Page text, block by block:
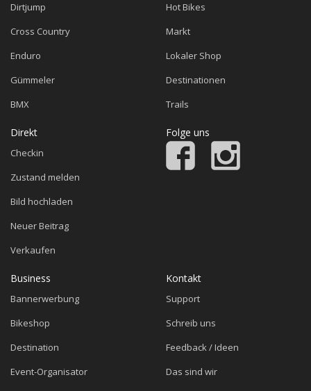
Dirtjump
Cross Country
Enduro
Gümmeler
BMX
Hot Bikes
Markt
Lokaler Shop
Destinationen
Trails
Direkt
Checkin
Zustand melden
Bild hochladen
Neuer Beitrag
Verkaufen
Folge uns
Business
Bannerwerbung
Bikeshop
Destination
Event-Organisator
Kontakt
Support
Schreib uns
Feedback / Ideen
Das sind wir